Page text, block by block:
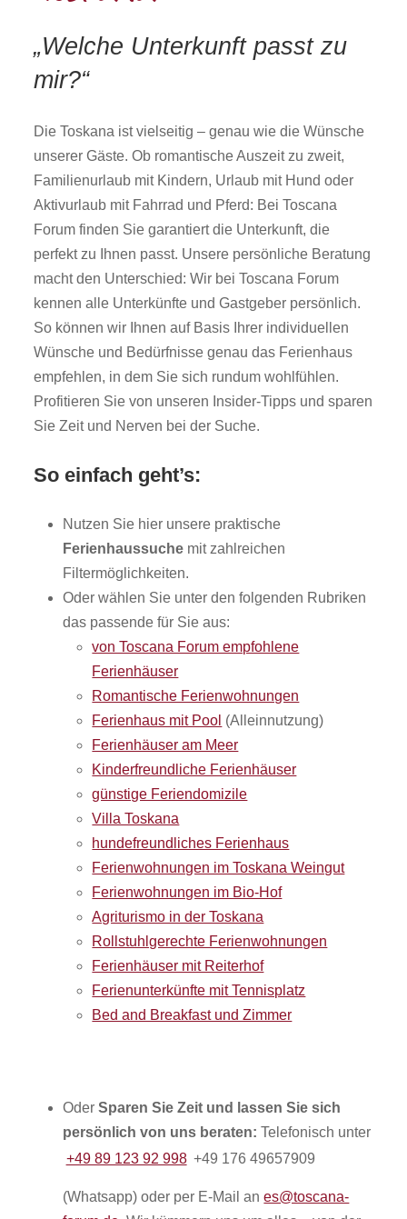
„Welche Unterkunft passt zu
mir?“
Die Toskana ist vielseitig – genau wie die Wünsche
unserer Gäste. Ob romantische Auszeit zu zweit,
Familienurlaub mit Kindern, Urlaub mit Hund oder
Aktivurlaub mit Fahrrad und Pferd: Bei Toscana
Forum finden Sie garantiert die Unterkunft, die
perfekt zu Ihnen passt. Unsere persönliche Beratung
macht den Unterschied: Wir bei Toscana Forum
kennen alle Unterkünfte und Gastgeber persönlich.
So können wir Ihnen auf Basis Ihrer individuellen
Wünsche und Bedürfnisse genau das Ferienhaus
empfehlen, in dem Sie sich rundum wohlfühlen.
Profitieren Sie von unseren Insider-Tipps und sparen
Sie Zeit und Nerven bei der Suche.
So einfach geht’s:
Nutzen Sie hier unsere praktische
Ferienhaussuche mit zahlreichen
Filtermöglichkeiten.
Oder wählen Sie unter den folgenden Rubriken
das passende für Sie aus:
von Toscana Forum empfohlene
Ferienhäuser
Romantische Ferienwohnungen
Ferienhaus mit Pool (Alleinnutzung)
Ferienhäuser am Meer
Kinderfreundliche Ferienhäuser
günstige Feriendomizile
Villa Toskana
hundefreundliches Ferienhaus
Ferienwohnungen im Toskana Weingut
Ferienwohnungen im Bio-Hof
Agriturismo in der Toskana
Rollstuhlgerechte Ferienwohnungen
Ferienhäuser mit Reiterhof
Ferienunterkünfte mit Tennisplatz
Bed and Breakfast und Zimmer
OderSparen Sie Zeit und lassen Sie sich
persönlich von uns beraten:Telefonisch unter
+49 89 123 92 998 +49 176 49657909
(Whatsapp) oder per E-Mail anes@toscana-